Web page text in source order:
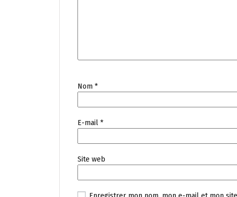
Nom *
E-mail *
Site web